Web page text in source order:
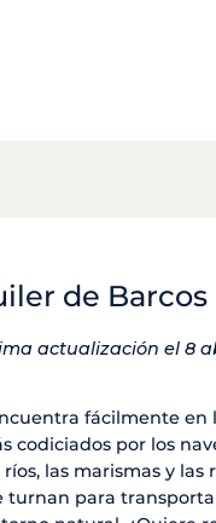
de Barcos
actualización el 8
fácilmente en
codiciados por los
las marismas y las
turnan para